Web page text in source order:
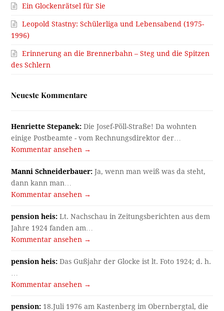
Ein Glockenrätsel für Sie
Leopold Stastny: Schülerliga und Lebensabend (1975-
1996)
Erinnerung an die Brennerbahn – Steg und die Spitzen
des Schlern
Neueste Kommentare
Henriette Stepanek: Die Josef-Pöll-Straße! Da wohnten
einige Postbeamte - vom Rechnungsdirektor der…
Kommentar ansehen →
Manni Schneiderbauer: Ja, wenn man weiß was da steht,
dann kann man…
Kommentar ansehen →
pension heis: Lt. Nachschau in Zeitungsberichten aus dem
Jahre 1924 fanden am…
Kommentar ansehen →
pension heis: Das Gußjahr der Glocke ist lt. Foto 1924; d. h.
Kommentar ansehen →
pension: 18.Juli 1976 am Kastenberg im Obernbergtal, die